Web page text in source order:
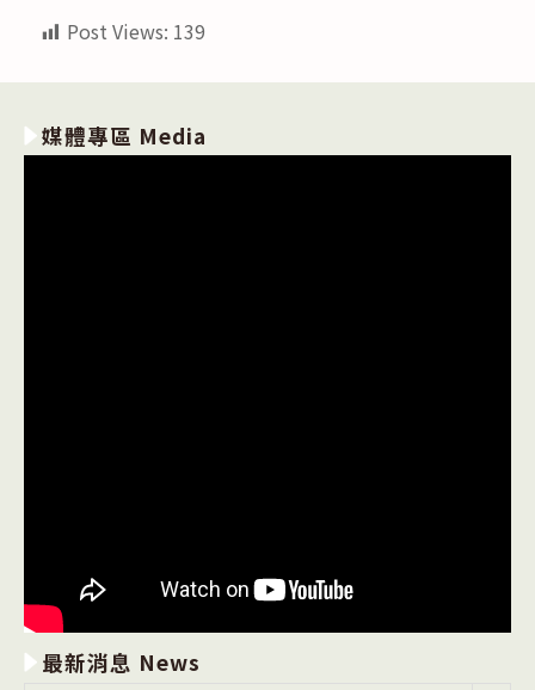
Post Views: 139
媒體專區 Media
最新消息 News